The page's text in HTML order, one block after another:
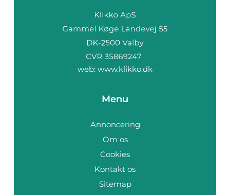
web: www.klikko.dk
Menu
Annoncering
Om os
Cookies
Kontakt os
Sitemap